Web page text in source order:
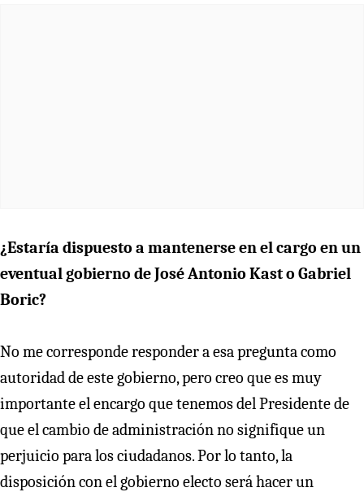
¿Estaría dispuesto a mantenerse en el cargo en un
eventual gobierno de José Antonio Kast o Gabriel
Boric?
No me corresponde responder a esa pregunta como
autoridad de este gobierno, pero creo que es muy
importante el encargo que tenemos del Presidente de
que el cambio de administración no signifique un
perjuicio para los ciudadanos. Por lo tanto, la
disposición con el gobierno electo será hacer un